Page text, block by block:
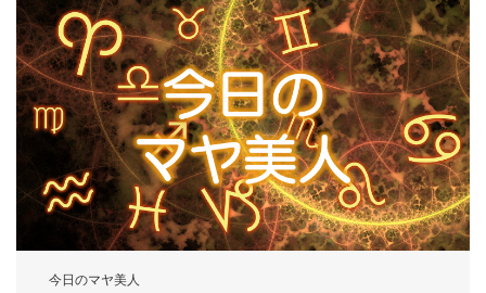
今日のマヤ美人